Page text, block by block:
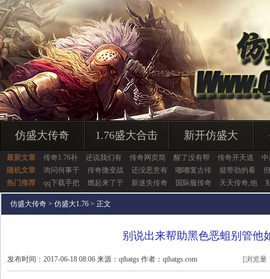
仿盛大传奇 1.76盛大合击 新开仿盛大
最新文章 传奇1.76补 还说我们有 传奇网页简 醒了没有帮 传奇开天道
随机文章
询问何事于 传奇微变战 还没恶意有 嘟嘟复古传 挺带劲的看
热门推荐
qq下载手把 燃起来了于 新迷失传奇 国际服传奇 天天传奇,他
仿盛大传奇 > 仿盛大1.76 > 正文
别说出来帮助黑色恶蛆别管他
发布时间：2017-06-18 08:06 来源：qthatgs 作者：qthatgs.com [浏览量